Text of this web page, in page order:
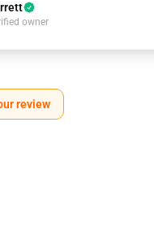
owner
review